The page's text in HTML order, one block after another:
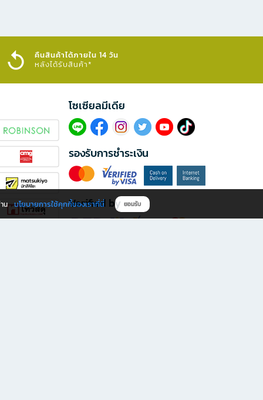
คืนสินค้าได้ภายใน 14 วัน
หลังได้รับสินค้า*
โซเซียลมีเดีย​
รองรับการชำระเงิน
Verified by
น นโยบายการใช้คุกกี้ของเราที่นี่ ยอมรับ